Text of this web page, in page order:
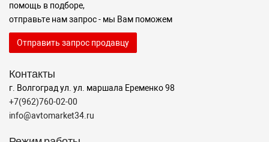
помощь в подборе,
отправьте нам запрос - мы Вам поможем
Отправить запрос продавцу
Контакты
г. Волгоград ул. ул. маршала Еременко 98
+7(962)760-02-00
info@avtomarket34.ru